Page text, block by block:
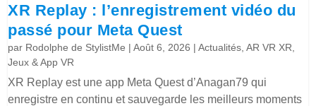
XR Replay : l’enregistrement vidéo du
passé pour Meta Quest
par Rodolphe de StylistMe |Août 6, 2026 |Actualités ,AR VR XR
Jeux & App VR
XR Replay est une app Meta Quest d’Anagan79 qui
enregistre en continu et sauvegarde les meilleurs moments